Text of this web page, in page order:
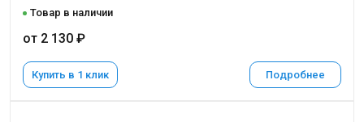
Товар в наличии
от 2 130 ₽
Купить в 1 клик Подробнее